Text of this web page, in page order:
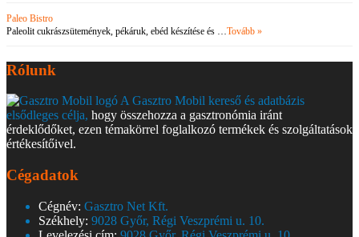
Paleo Bistro
Paleolit cukrászsütemények, pékáruk, ebéd készítése és …Tovább »
Rólunk
A Gasztro Mobil kereső és adatbázis
elsődleges célja, hogy összehozza a gasztronómia iránt
érdeklődőket, ezen témakörrel foglalkozó termékek és szolgáltatások
értékesítőivel.
Cégadatok
Cégnév: Gasztro Net Kft.
Székhely: 9028 Győr, Régi Veszprémi u. 10.